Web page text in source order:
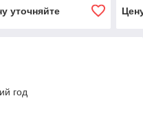
уточняйте
год